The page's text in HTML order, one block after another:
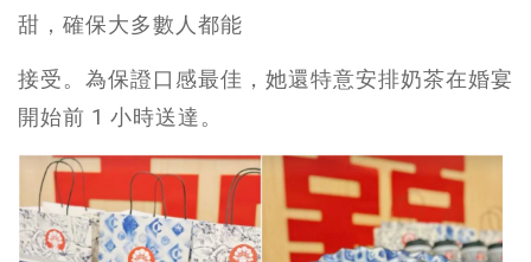
甜，確保大多數人都能
接受。為保證口感最佳，她還特意安排奶茶在婚宴
開始前 1 小時送達。